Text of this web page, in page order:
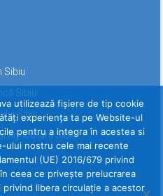
Sibiu
Sibiu
Sibiu
Agricultură Sibiu
utilizează fişiere de tip cookie
experiența ta pe Website-ul
pentru a integra în acestea si
ului nostru cele mai recente
(UE) 2016/679 privind
ceea ce privește prelucrarea
libera circulație a acestor